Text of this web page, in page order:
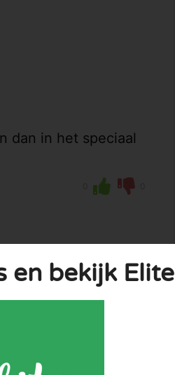
dan in het speciaal
zijn gemarkeerd
en bekijk Elite